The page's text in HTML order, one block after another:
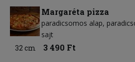
Margaréta pizza
paradicsomos alap
sajt
32 cm
3 490 Ft